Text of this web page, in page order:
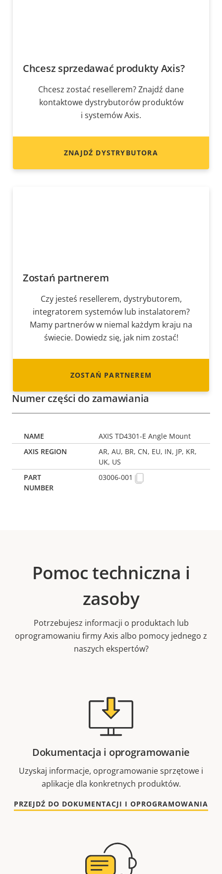
Chcesz sprzedawać produkty Axis?
Chcesz zostać resellerem? Znajdź dane
kontaktowe dystrybutorów produktów
i systemów Axis.
ZNAJDŹ DYSTRYBUTORA
Zostań partnerem
Czy jesteś resellerem, dystrybutorem,
integratorem systemów lub instalatorem?
Mamy partnerów w niemal każdym kraju na
świecie. Dowiedz się, jak nim zostać!
ZOSTAŃ PARTNEREM
Numer części do zamawiania
AXIS TD4301-E Angle Mount
AR, AU, BR, CN, EU, IN, JP, KR,
UK, US
03006-001
Pomoc techniczna i
zasoby
Potrzebujesz informacji o produktach lub
oprogramowaniu firmy Axis albo pomocy jednego z
naszych ekspertów?
Dokumentacja i oprogramowanie
Uzyskaj informacje, oprogramowanie sprzętowe i
aplikacje dla konkretnych produktów.
PRZEJDŹ DO DOKUMENTACJI I OPROGRAMOWANIA